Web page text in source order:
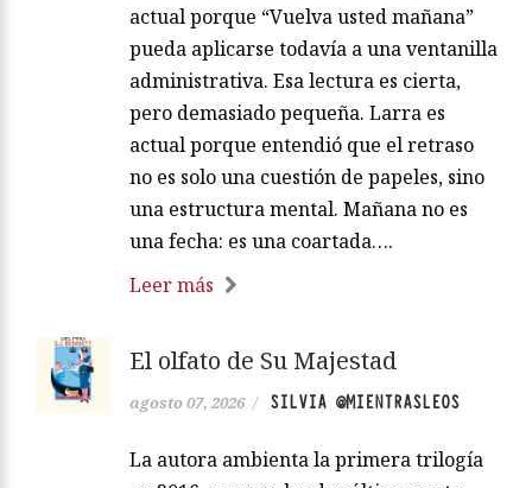
actual porque “Vuelva usted mañana”
pueda aplicarse todavía a una ventanilla
administrativa. Esa lectura es cierta,
pero demasiado pequeña. Larra es
actual porque entendió que el retraso
no es solo una cuestión de papeles, sino
una estructura mental. Mañana no es
una fecha: es una coartada….
Leer más
El olfato de Su Majestad
agosto 07, 2026 / SILVIA @MIENTRASLEOS
La autora ambienta la primera trilogía